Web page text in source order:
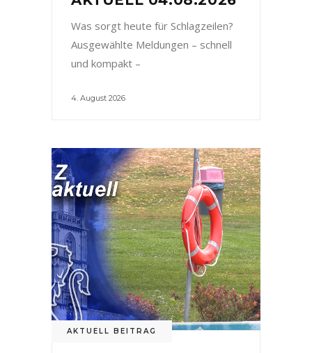
Was sorgt heute für Schlagzeilen?
Ausgewählte Meldungen – schnell
und kompakt –
4. August 2026
AKTUELL BEITRAG